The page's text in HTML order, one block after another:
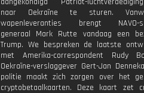
naar Oekraïne te sturen.
wapenleveranties brengt NAVO-
generaal Mark Rutte vandaag een
Trump. We bespreken de laatste
met Amerika-correspondent Rudy
Oekraïne-verslaggever Gert-Jan
politie maakt zich zorgen over het
cryptobetaalkaarten. Deze kaart zet